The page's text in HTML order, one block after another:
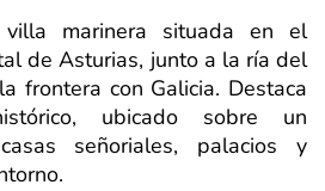
marinera situada en el
de Asturias, junto a la ría del
frontera con Galicia. Destaca
ubicado sobre un
señoriales, palacios y